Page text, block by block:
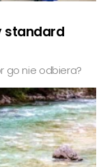
standard
go nie odbiera?